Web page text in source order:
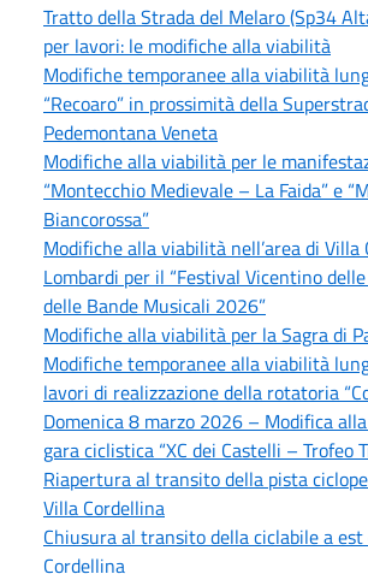
Tratto della Strada del Melaro (Sp34
per lavori: le modifiche alla viabilità
Modifiche temporanee alla viabilità
“Recoaro” in prossimità della
Pedemontana Veneta
Modifiche alla viabilità per le
“Montecchio Medievale – La Faida” e
Biancorossa”
Modifiche alla viabilità nell’area di Villa
Lombardi per il “Festival Vicentino
delle Bande Musicali 2026”
Modifiche alla viabilità per la Sagra di
Modifiche temporanee alla viabilità
lavori di realizzazione della rotatoria
Domenica 8 marzo 2026 – Modifica
gara ciclistica “XC dei Castelli – Trofeo
Riapertura al transito della pista
Villa Cordellina
Chiusura al transito della ciclabile a
Cordellina